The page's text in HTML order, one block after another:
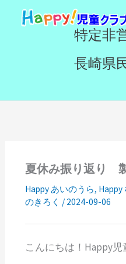
特定非
長崎県
夏休み振り返り
Happy あいのうら, Happy
のきろく / 2024-09-06
こんにちは！Happy児
検
索